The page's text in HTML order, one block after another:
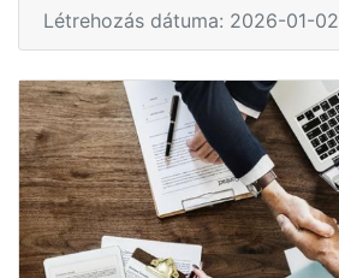
Létrehozás dátuma: 2026-01-02